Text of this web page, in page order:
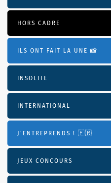
HORS CADRE
ILS ONT FAIT LA UNE 📸
INSOLITE
INTERNATIONAL
J'ENTREPRENDS ! 🇫🇷
JEUX CONCOURS